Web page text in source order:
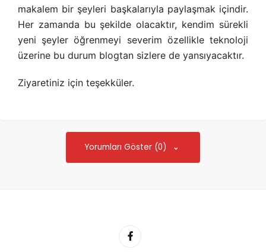
makalem bir şeyleri başkalarıyla paylaşmak içindir.
Her zamanda bu şekilde olacaktır, kendim sürekli
yeni şeyler öğrenmeyi severim özellikle teknoloji
üzerine bu durum blogtan sizlere de yansıyacaktır.
Ziyaretiniz için teşekküler.
Yorumları Göster (0)